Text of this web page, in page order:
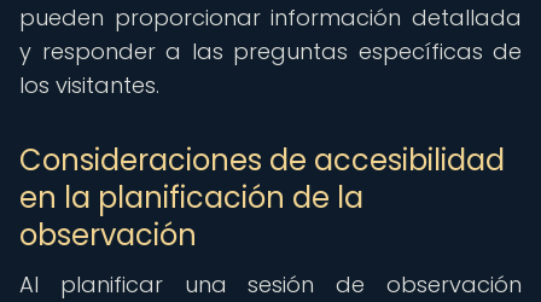
pueden proporcionar información detallada
y responder a las preguntas específicas de
los visitantes.
Consideraciones de accesibilidad
en la planificación de la
observación
Al planificar una sesión de observación